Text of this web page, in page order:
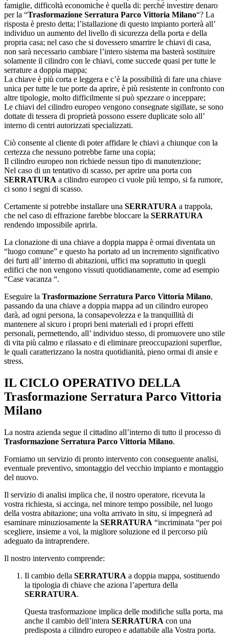
famiglie, difficoltà economiche è quella di: perché investire denaro
per la “Trasformazione Serratura Parco Vittoria Milano“? La
risposta è presto detta; l’istallazione di questo impianto porterà all’
individuo un aumento del livello di sicurezza della porta e della
propria casa; nel caso che si dovessero smarrire le chiavi di casa,
non sarà necessario cambiare l’intero sistema ma basterà sostituire
solamente il cilindro con le chiavi, come succede quasi per tutte le
serrature a doppia mappa;
La chiave è più corta e leggera e c’è la possibilità di fare una chiave
unica per tutte le tue porte da aprire, è più resistente in confronto con
altre tipologie, molto difficilmente si può spezzare o inceppare;
Le chiavi del cilindro europeo vengono consegnate sigillate, se sono
dottate di tessera di proprietà possono essere duplicate solo all’
interno di centri autorizzati specializzati.
Ciò consente al cliente di poter affidare le chiavi a chiunque con la
certezza che nessuno potrebbe farne una copia;
Il cilindro europeo non richiede nessun tipo di manutenzione;
Nel caso di un tentativo di scasso, per aprire una porta con
SERRATURA a cilindro europeo ci vuole più tempo, si fa rumore,
ci sono i segni di scasso.
Certamente si potrebbe installare una SERRATURA a trappola,
che nel caso di effrazione farebbe bloccare la SERRATURA
rendendo impossibile aprirla.
La clonazione di una chiave a doppia mappa è ormai diventata un
“luogo comune” e questo ha portato ad un incremento significativo
dei furti all’ interno di abitazioni, uffici ma soprattutto in quegli
edifici che non vengono vissuti quotidianamente, come ad esempio
“Case vacanza “.
Eseguire la Trasformazione Serratura Parco Vittoria Milano,
passando da una chiave a doppia mappa ad un cilindro europeo
darà, ad ogni persona, la consapevolezza e la tranquillità di
mantenere al sicuro i propri beni materiali ed i propri effetti
personali, permettendo, all’ individuo stesso, di promuovere uno stile
di vita più calmo e rilassato e di eliminare preoccupazioni superflue,
le quali caratterizzano la nostra quotidianità, pieno ormai di ansie e
stress.
IL CICLO OPERATIVO DELLA
Trasformazione Serratura Parco Vittoria
Milano
La nostra azienda segue il cittadino all’interno di tutto il processo di
Trasformazione Serratura Parco Vittoria Milano.
Forniamo un servizio di pronto intervento con conseguente analisi,
eventuale preventivo, smontaggio del vecchio impianto e montaggio
del nuovo.
Il servizio di analisi implica che, il nostro operatore, ricevuta la
vostra richiesta, si accinga, nel minore tempo possibile, nel luogo
della vostra abitazione; una volta arrivato in situ, si impegnerà ad
esaminare minuziosamente la SERRATURA “incriminata “per poi
scegliere, insieme a voi, la migliore soluzione ed il percorso più
adeguato da intraprendere.
Il nostro intervento comprende:
Il cambio della SERRATURA a doppia mappa, sostituendo
la tipologia di chiave che aziona l’apertura della
SERRATURA.
Questa trasformazione implica delle modifiche sulla porta, ma
anche il cambio dell’intera SERRATURA con una
predisposta a cilindro europeo e adattabile alla Vostra porta.